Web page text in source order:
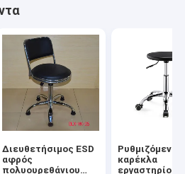
Διευθετήσιμος ESD
αφρός
πολυουρεθάνιου
Ρυθμιζόμενη
καρέκλα
εργαστηρίου